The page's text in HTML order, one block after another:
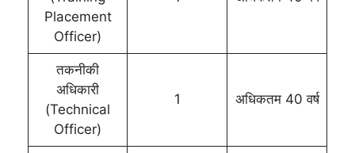
Placement
Officer)
तकनीकी
अधिकारी
(Technical
Officer)
1 अधिकतम 40 वर्ष